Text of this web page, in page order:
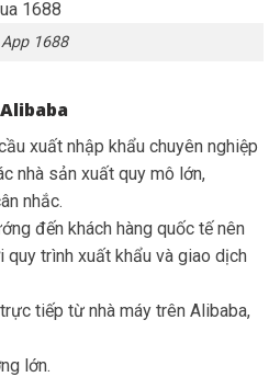
App 1688
xuất nhập khẩu chuyên nghiệp
nhà sản xuất quy mô lớn,
nhắc.
đến khách hàng quốc tế nên
quy trình xuất khẩu và giao dịch
tiếp từ nhà máy trên Alibaba,
lớn.